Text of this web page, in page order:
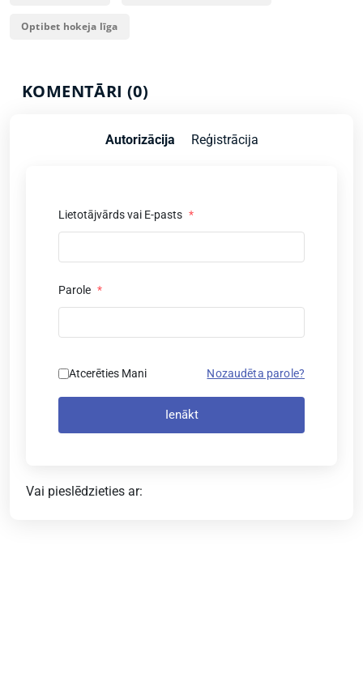
Optibet hokeja līga
KOMENTĀRI (0)
Autorizācija Reģistrācija
Lietotājvārds vai E-pasts *
Parole *
Atcerēties Mani Nozaudēta parole?
Ienākt
Vai pieslēdzieties ar: